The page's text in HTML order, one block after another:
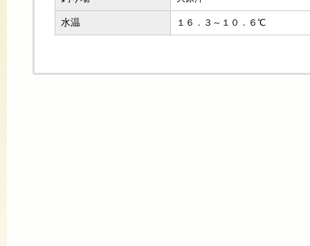
水温 １６．３～１０．６℃